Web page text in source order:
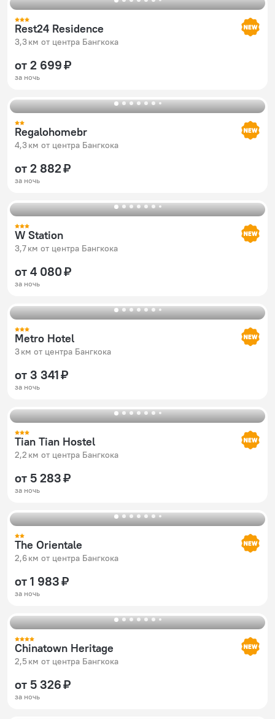
Rest24 Residence
3,3 км от центра Бангкока
от 2 699 ₽
за ночь
Regalohomebr
4,3 км от центра Бангкока
от 2 882 ₽
за ночь
W Station
3,7 км от центра Бангкока
от 4 080 ₽
за ночь
Metro Hotel
3 км от центра Бангкока
от 3 341 ₽
за ночь
Tian Tian Hostel
2,2 км от центра Бангкока
от 5 283 ₽
за ночь
The Orientale
2,6 км от центра Бангкока
от 1 983 ₽
за ночь
Chinatown Heritage
2,5 км от центра Бангкока
от 5 326 ₽
за ночь